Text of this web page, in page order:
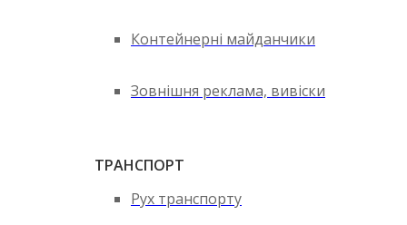
Контейнерні майданчики
Зовнішня реклама, вивіски
ТРАНСПОРТ
Рух транспорту